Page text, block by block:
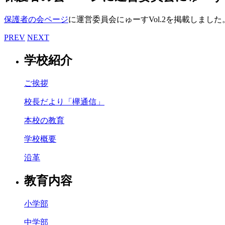
保護者の会ページに運営委員会にゅーすVol.2を掲載しました
PREV NEXT
学校紹介
ご挨拶
校長だより「欅通信」
本校の教育
学校概要
沿革
教育内容
小学部
中学部